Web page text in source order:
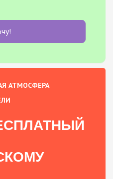
АТМОСФЕРА